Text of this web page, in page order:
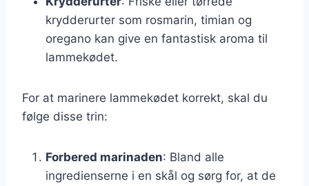
krydderurter som rosmarin, timian og
oregano kan give en fantastisk aroma til
lammekødet.
For at marinere lammekødet korrekt, skal du
følge disse trin:
Forbered marinaden: Bland alle
ingredienserne i en skål og sørg for, at de